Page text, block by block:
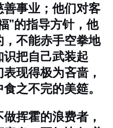
事业；他们对客
”的指导方针，他
不能赤手空拳地
把自己武装起
现得极为吝啬，
之不完的美筵。
挥霍的浪费者，